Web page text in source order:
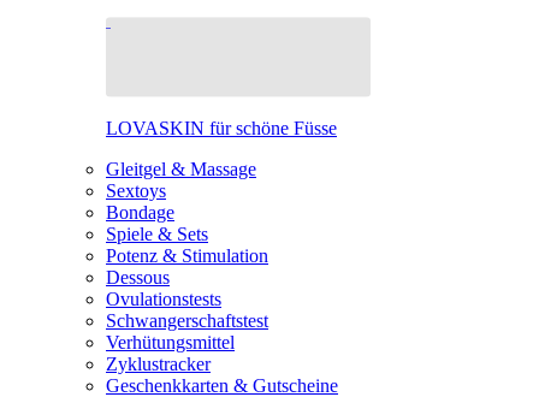
LOVASKIN für schöne Füsse
Gleitgel & Massage
Sextoys
Bondage
Spiele & Sets
Potenz & Stimulation
Dessous
Ovulationstests
Schwangerschaftstest
Verhütungsmittel
Zyklustracker
Geschenkkarten & Gutscheine